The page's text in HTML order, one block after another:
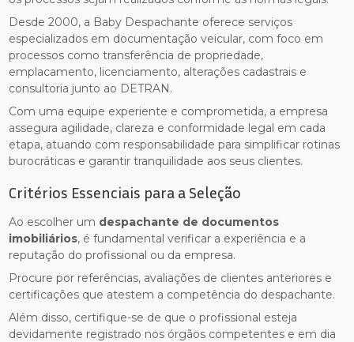
Desde 2000, a Baby Despachante oferece serviços
especializados em documentação veicular, com foco em
processos como transferência de propriedade,
emplacamento, licenciamento, alterações cadastrais e
consultoria junto ao DETRAN.
Com uma equipe experiente e comprometida, a empresa
assegura agilidade, clareza e conformidade legal em cada
etapa, atuando com responsabilidade para simplificar rotinas
burocráticas e garantir tranquilidade aos seus clientes.
Critérios Essenciais para a Seleção
Ao escolher um despachante de documentos
imobiliários, é fundamental verificar a experiência e a
reputação do profissional ou da empresa.
Procure por referências, avaliações de clientes anteriores e
certificações que atestem a competência do despachante.
Além disso, certifique-se de que o profissional esteja
devidamente registrado nos órgãos competentes e em dia